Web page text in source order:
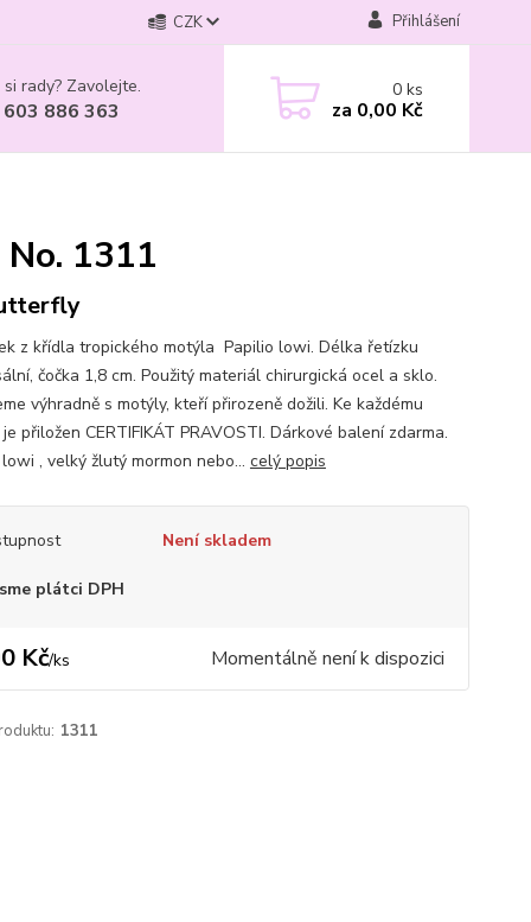
CZK Přihlášení
rady? Zavolejte.
886 363
0ks
za 0,00 Kč
1311
z křídla tropického motýla Papilio lowi. Délka řetízku
čočka 1,8 cm. Použitý materiál chirurgická ocel a sklo.
výhradně s motýly, kteří přirozeně dožili. Ke každému
přiložen CERTIFIKÁT PRAVOSTI. Dárkové balení zdarma.
, velký žlutý mormon nebo... celý popis
Není skladem
plátci DPH
Kč/ks Momentálně není k dispozici
1311